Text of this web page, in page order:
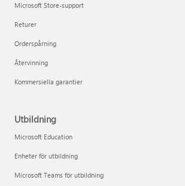
Microsoft Store-support
Returer
Orderspårning
Återvinning
Kommersiella garantier
Utbildning
Microsoft Education
Enheter för utbildning
Microsoft Teams för utbildning